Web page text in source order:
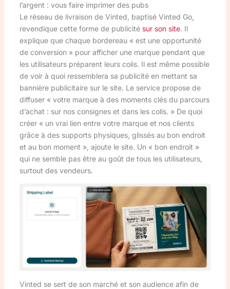
l’argent : vous faire imprimer des pubs
Le réseau de livraison de Vinted, baptisé Vinted Go,
revendique cette forme de publicité sur son site. Il
explique que chaque bordereau « est une opportunité
de conversion » pour afficher une marque pendant que
les utilisateurs préparent leurs colis. Il est même possible
de voir à quoi ressemblera sa publicité en mettant sa
bannière publicitaire sur le site. Le service propose de
diffuser « votre marque à des moments clés du parcours
d’achat : sur nos consignes et dans les colis. » De quoi
créer « un vrai lien entre votre marque et nos clients
grâce à des supports physiques, glissés au bon endroit
et au bon moment », ajoute le site. Un « bon endroit »
qui ne semble pas être au goût de tous les utilisateurs,
surtout des vendeurs.
Vinted se sert de son marché et son audience afin de